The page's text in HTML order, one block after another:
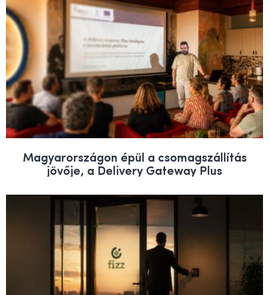
Magyarországon épül a csomagszállítás
jövője, a Delivery Gateway Plus